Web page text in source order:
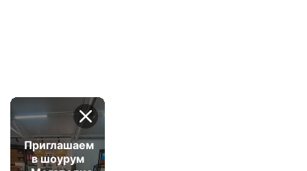
Приглашаем
в шоурум